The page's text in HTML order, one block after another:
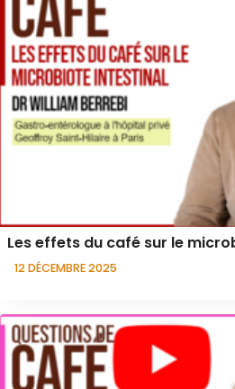
Les effets du café sur le
12 DÉCEMBRE 2025